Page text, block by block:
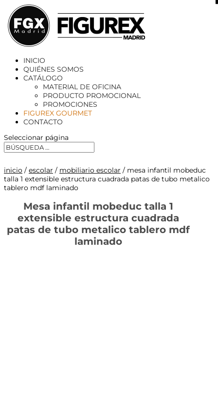
INICIO
QUIÉNES SOMOS
CATÁLOGO
MATERIAL DE OFICINA
PRODUCTO PROMOCIONAL
PROMOCIONES
FIGUREX GOURMET
CONTACTO
Seleccionar página
inicio / escolar / mobiliario escolar / mesa infantil mobeduc
talla 1 extensible estructura cuadrada patas de tubo metalico
tablero mdf laminado
Mesa infantil mobeduc talla 1
extensible estructura cuadrada
patas de tubo metalico tablero mdf
laminado